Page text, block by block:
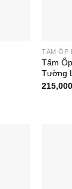
TẤM ỐP
Tấm
Tường